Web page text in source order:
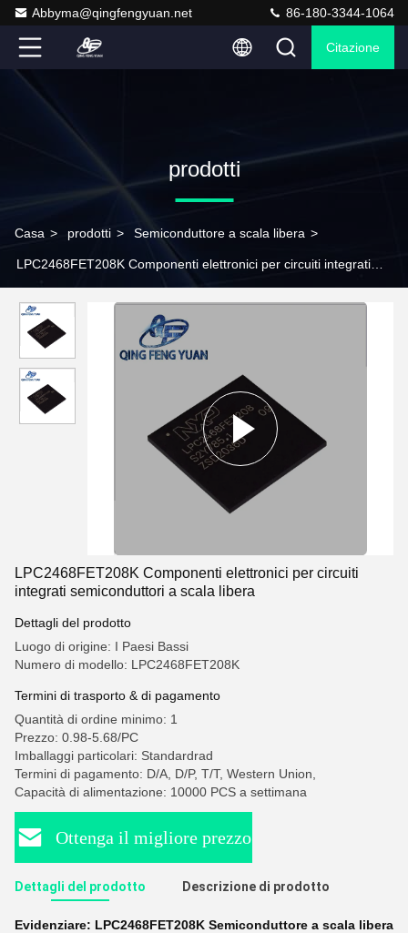
Abbyma@qingfengyuan.net 86-180-3344-1064
Citazione
prodotti
Casa > prodotti > Semiconduttore a scala libera >
LPC2468FET208K Componenti elettronici per circuiti integrati
LPC2468FET208K Componenti elettronici per circuiti
integrati semiconduttori a scala libera
Dettagli del prodotto
Luogo di origine: I Paesi Bassi
Numero di modello: LPC2468FET208K
Termini di trasporto & di pagamento
Quantità di ordine minimo: 1
Prezzo: 0.98-5.68/PC
Imballaggi particolari: Standardrad
Termini di pagamento: D/A, D/P, T/T, Western Union,
Capacità di alimentazione: 10000 PCS a settimana
Ottenga il migliore prezzo
Dettagli del prodotto Descrizione di prodotto
Evidenziare: LPC2468FET208K Semiconduttore a scala libera